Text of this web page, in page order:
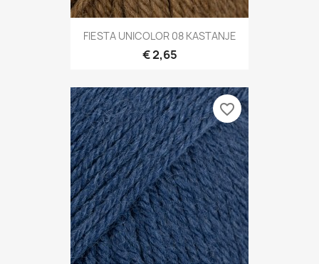
FIESTA UNICOLOR 08 KASTANJE
€ 2,65
favorite_border